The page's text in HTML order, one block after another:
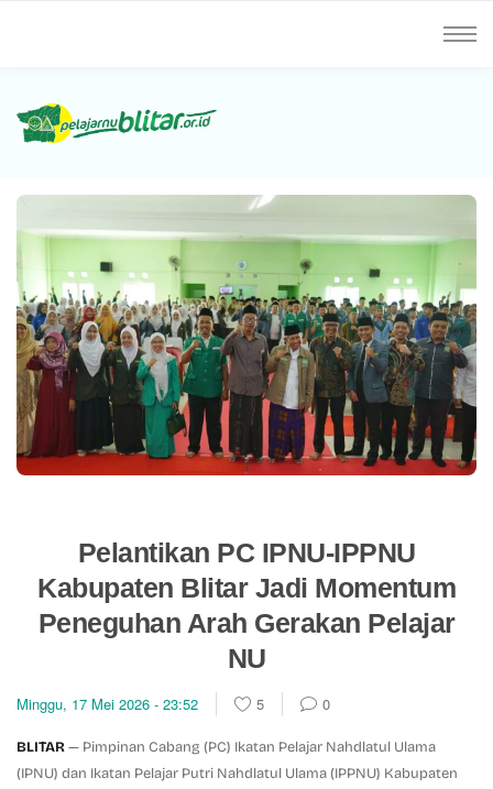
Pelantikan PC IPNU-IPPNU
Kabupaten Blitar Jadi Momentum
Peneguhan Arah Gerakan Pelajar
NU
Minggu, 17 Mei 2026 - 23:52 5 0
BLITAR— Pimpinan Cabang (PC) Ikatan Pelajar Nahdlatul Ulama
(IPNU) dan Ikatan Pelajar Putri Nahdlatul Ulama (IPPNU) Kabupaten